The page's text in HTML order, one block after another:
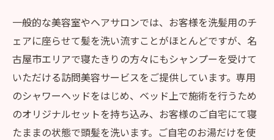
一般的な美容室やヘアサロンでは、お客様を洗髪用のチ
ェアに座らせて髪を洗い流すことがほとんどですが、名
古屋市エリアで寝たきりの方々にもシャンプーを受けて
いただける訪問美容サービスをご提供しています。専用
のシャワーヘッドをはじめ、ベッド上で施術を行うため
のオリジナルセットを持ち込み、お客様のご自宅にて寝
たままの状態で頭髪を洗います。ご自宅のお湯だけを使